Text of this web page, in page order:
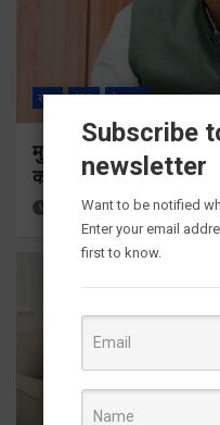
राज्य ALL देहरादून
मुख्यमंत्री ने प्रदान की
करोड़ की वित्तीय स्वीकृति
13 hours ago Viri
Subscribe
newsletter
Want to be notified
Enter your email
first to know.